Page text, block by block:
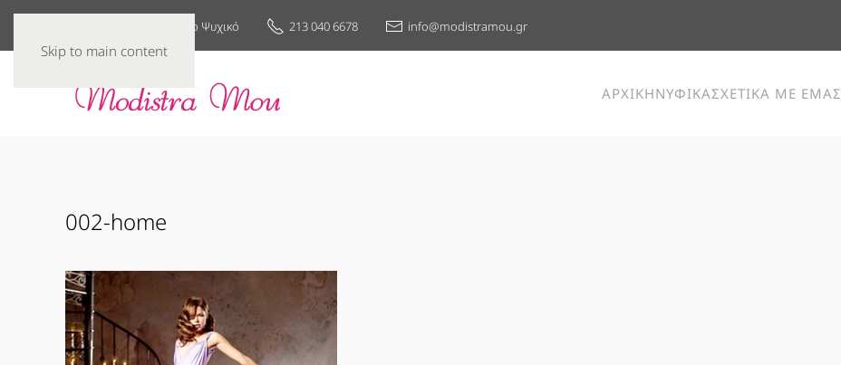
Skip to main content
25ης Μαρτίου 7, Νέο Ψυχικό 213 040 6678 info@modistramou.gr
ΑΡΧΙΚΗΝΥΦΙΚΑΣΧΕΤΙΚΑ ΜΕ ΕΜΑΣ
002-home